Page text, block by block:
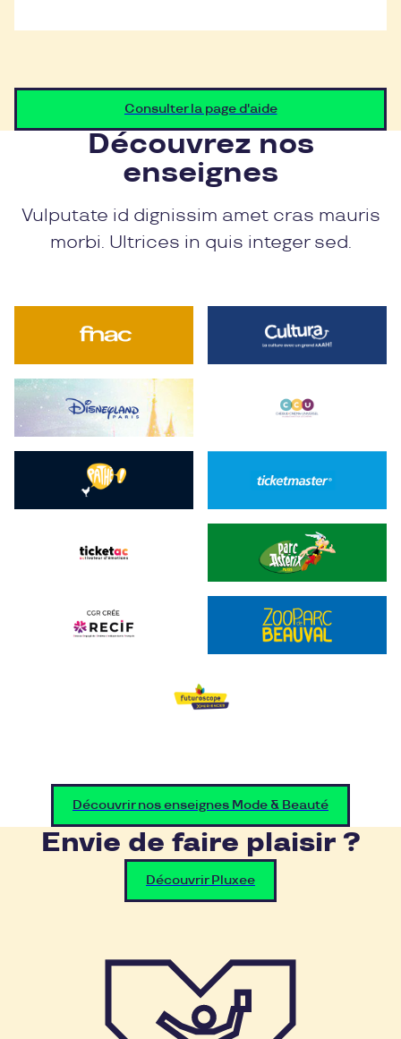
Consulter la page d'aide
Découvrez nos
enseignes
Vulputate id dignissim amet cras mauris
morbi. Ultrices in quis integer sed.
Découvrir nos enseignes Mode & Beauté
Envie de faire plaisir ?
Découvrir Pluxee